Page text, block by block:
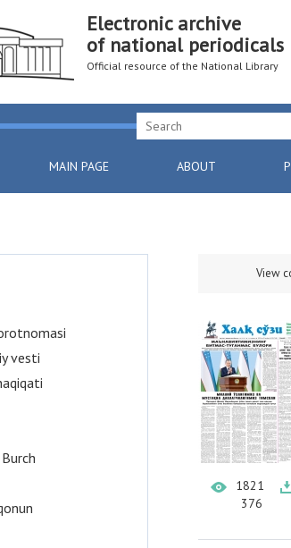
Electronic archive
of national periodicals
Official resource of the National Library
MAIN PAGE ABOUT
View
1821
376
vesti